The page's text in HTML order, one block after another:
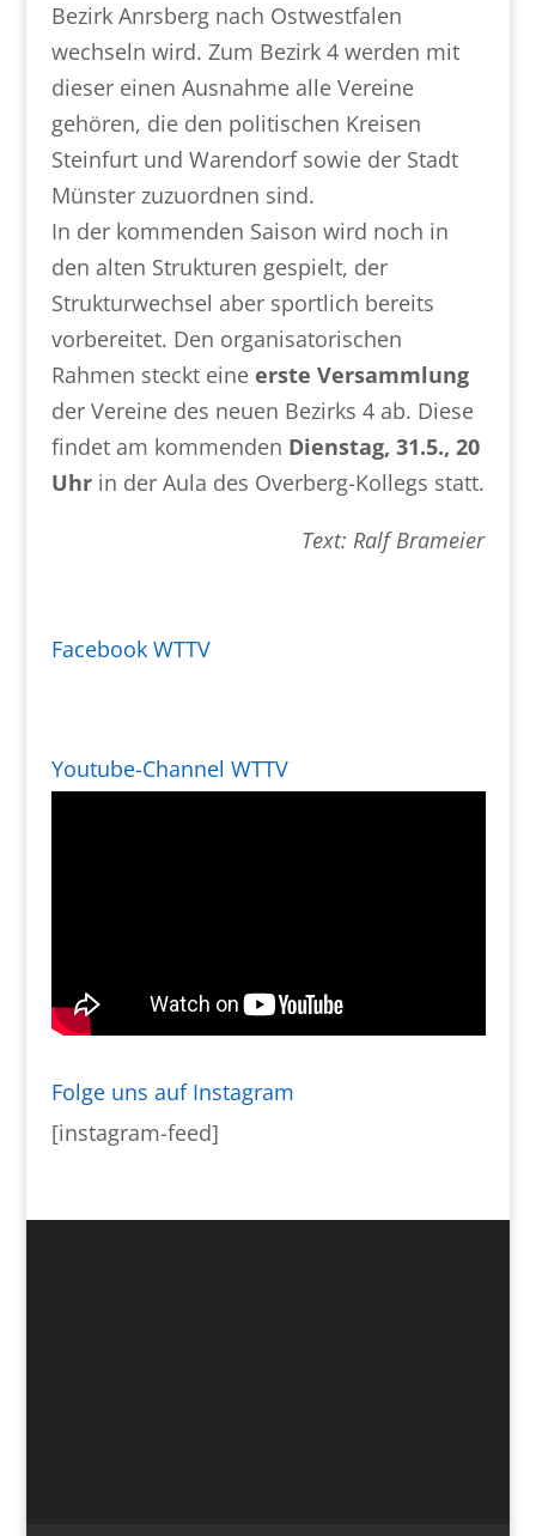
Bezirk Anrsberg nach Ostwestfalen
wechseln wird. Zum Bezirk 4 werden mit
dieser einen Ausnahme alle Vereine
gehören, die den politischen Kreisen
Steinfurt und Warendorf sowie der Stadt
Münster zuzuordnen sind.
In der kommenden Saison wird noch in
den alten Strukturen gespielt, der
Strukturwechsel aber sportlich bereits
vorbereitet. Den organisatorischen
Rahmen steckt eine erste Versammlung
der Vereine des neuen Bezirks 4 ab. Diese
findet am kommenden Dienstag, 31.5., 20
Uhrin der Aula des Overberg-Kollegs statt.
Text: Ralf Brameier
Facebook WTTV
Youtube-Channel WTTV
Folge uns auf Instagram
[instagram-feed]